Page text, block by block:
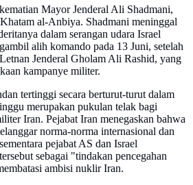
Mayor Jenderal Ali Shadmani,
al-Anbiya. Shadmani meninggal
dalam serangan udara Israel
alih komando pada 13 Juni, setelah
Jenderal Gholam Ali Rashid, yang
kampanye militer.
tertinggi secara berturut-turut dalam
merupakan pukulan telak bagi
Iran. Pejabat Iran menegaskan bahwa
norma-norma internasional dan
pejabat AS dan Israel
sebagai "tindakan pencegahan
ambisi nuklir Iran.